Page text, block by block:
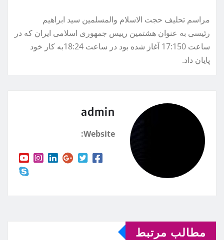
مراسم تحلیف حجت الاسلام والمسلمین سید ابراهیم
رئیسی به عنوان هشتمین رییس جمهوری اسلامی ایران که در
ساعت 17:150 آغاز شده بود در ساعت 18:24به کار خود
پایان داد.
admin
Website:
مطالب مرتبط